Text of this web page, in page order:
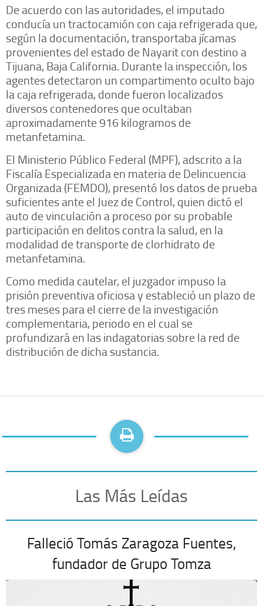
De acuerdo con las autoridades, el imputado
conducía un tractocamión con caja refrigerada que,
según la documentación, transportaba jícamas
provenientes del estado de Nayarit con destino a
Tijuana, Baja California. Durante la inspección, los
agentes detectaron un compartimento oculto bajo
la caja refrigerada, donde fueron localizados
diversos contenedores que ocultaban
aproximadamente 916 kilogramos de
metanfetamina.
El Ministerio Público Federal (MPF), adscrito a la
Fiscalía Especializada en materia de Delincuencia
Organizada (FEMDO), presentó los datos de prueba
suficientes ante el Juez de Control, quien dictó el
auto de vinculación a proceso por su probable
participación en delitos contra la salud, en la
modalidad de transporte de clorhidrato de
metanfetamina.
Como medida cautelar, el juzgador impuso la
prisión preventiva oficiosa y estableció un plazo de
tres meses para el cierre de la investigación
complementaria, periodo en el cual se
profundizará en las indagatorias sobre la red de
distribución de dicha sustancia.
Las Más Leídas
Falleció Tomás Zaragoza Fuentes,
fundador de Grupo Tomza